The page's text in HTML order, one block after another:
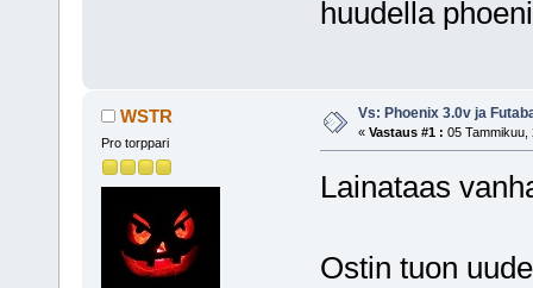
huudella
WSTR
Pro torppari
Vs: Phoenix 3.0v ja
« Vastaus #1 : 05 Tammikuu,
Lainataas
Ostin tuon